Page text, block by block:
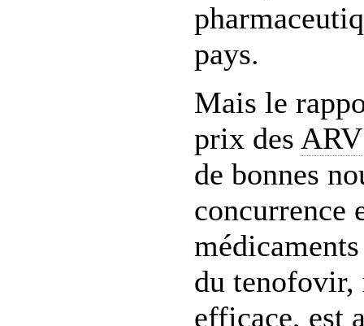
pays.
Mais le
prix des ARV
de bonnes
concurrence
du tenofovir,
efficace, est